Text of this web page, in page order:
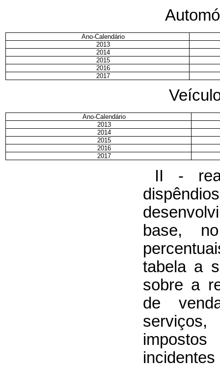
Ano-Calendário
2013
2014
2015
2016
2017
Ano-Calendário
2013
2014
2015
2016
2017
II -
base,
tabela a
sobre a
de
impostos